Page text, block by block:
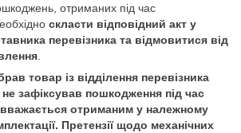
отриманих під час
скласти відповідний акт у
перевізника та відмовитися від
товар із відділення перевізника
зафіксував пошкодження під час
отриманим у належному
Претензії щодо механічних